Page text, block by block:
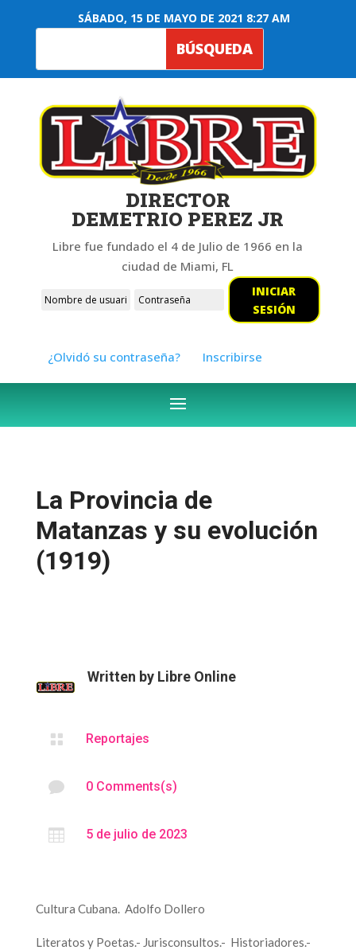
SÁBADO, 15 DE MAYO DE 2021 8:27 AM
DIRECTOR
DEMETRIO PEREZ JR
Libre fue fundado el 4 de Julio de 1966 en la
ciudad de Miami, FL
INICIAR
SESIÓN
¿Olvidó su contraseña? Inscribirse
La Provincia de
Matanzas y su evolución
(1919)
Written by Libre Online
 Reportajes
 0 Comments(s)
 5 de julio de 2023
Cultura Cubana. Adolfo Dollero
Literatos y Poetas.- Jurisconsultos.- Historiadores.-